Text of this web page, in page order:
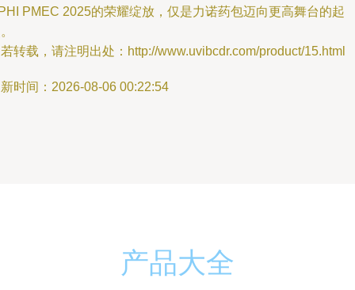
PMEC 2025的荣耀绽放，仅是力诺药包迈向更高舞台的起
转载，请注明出处：http://www.uvibcdr.com/product/15.html
时间：2026-08-06 00:22:54
产品大全